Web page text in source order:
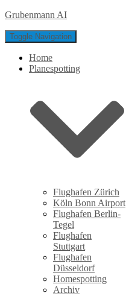
Grubenmann AI
Toggle Navigation
Home
Planespotting
Flughafen Zürich
Köln Bonn Airport
Flughafen Berlin-
Tegel
Flughafen
Stuttgart
Flughafen
Düsseldorf
Homespotting
Archiv